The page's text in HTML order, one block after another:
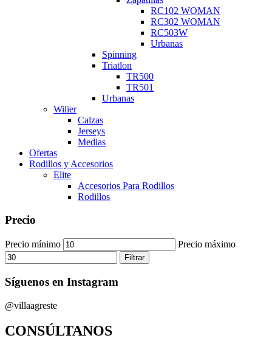
RC102 WOMAN
RC302 WOMAN
RC503W
Urbanas
Spinning
Triatlon
TR500
TR501
Urbanas
Wilier
Calzas
Jerseys
Medias
Ofertas
Rodillos y Accesorios
Elite
Accesorios Para Rodillos
Rodillos
Precio
Precio mínimo Precio máximo
Filtrar
Síguenos en Instagram
@villaagreste
CONSÚLTANOS